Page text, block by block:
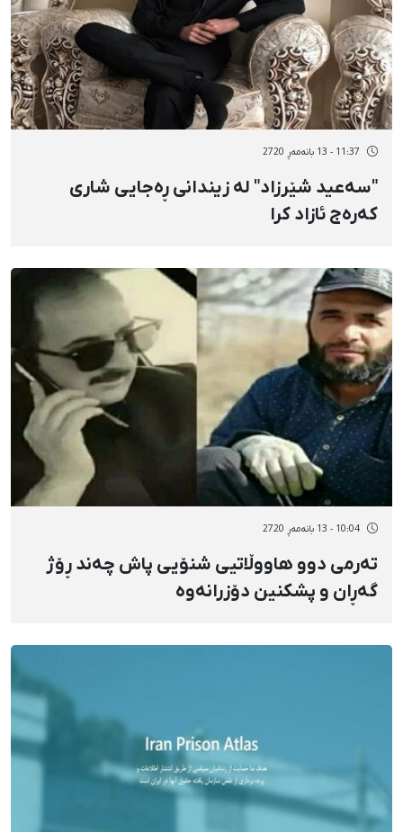
11:37 - 13 بانەمەڕ 2720
"سەعید شێرزاد" لە زیندانی ڕەجایی شاری
کەرەج ئازاد کرا
10:04 - 13 بانەمەڕ 2720
تەرمی دوو هاووڵاتیی شنۆیی پاش چەند ڕۆژ
گەڕان و پشکنین دۆزرانەوە